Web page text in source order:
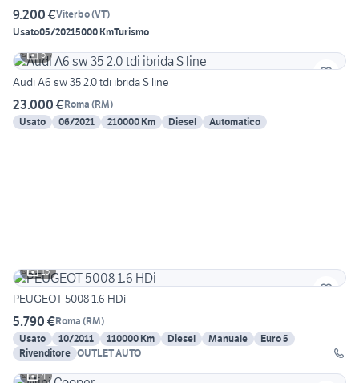
9.200 €Viterbo(VT)
Usato05/20215000 KmTurismo
5
Audi A6 sw 35 2.0 tdi ibrida S line
23.000 €Roma (RM)
Usato
06/2021 210000 Km Diesel Automatico
15
PEUGEOT 5008 1.6 HDi
5.790 €Roma (RM)
Usato
10/2011 110000 Km Diesel Manuale
Euro 5
Rivenditore OUTLET AUTO
4